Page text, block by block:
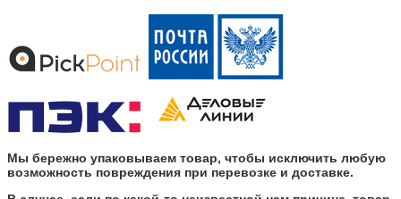
Мы бережно упаковываем товар, чтобы исключить любую
возможность повреждения при перевозке и доставке.